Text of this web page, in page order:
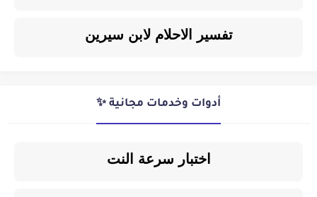
تفسير الاحلام لابن سيرين
أدوات وخدمات مجانية ✨
اختبار سرعة النت